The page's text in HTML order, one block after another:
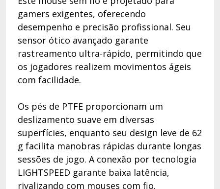
gamers exigentes, oferecendo
desempenho e precisão profissional. Seu
sensor ótico avançado garante
rastreamento ultra-rápido, permitindo que
os jogadores realizem movimentos ágeis
com facilidade.
Os pés de PTFE proporcionam um
deslizamento suave em diversas
superfícies, enquanto seu design leve de 62
g facilita manobras rápidas durante longas
sessões de jogo. A conexão por tecnologia
LIGHTSPEED garante baixa latência,
rivalizando com mouses com fio.